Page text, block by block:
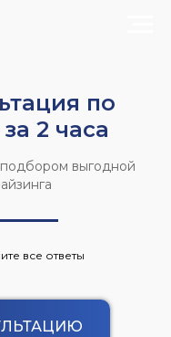
по
2 часа
выгодной
все ответы